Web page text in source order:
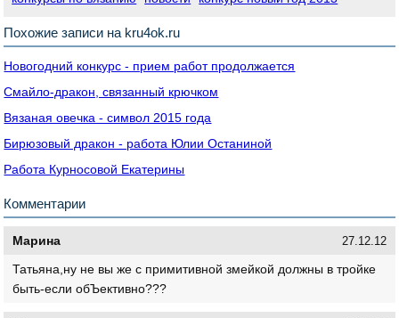
Похожие записи на kru4ok.ru
Новогодний конкурс - прием работ продолжается
Смайло-дракон, связанный крючком
Вязаная овечка - символ 2015 года
Бирюзовый дракон - работа Юлии Останиной
Работа Курносовой Екатерины
Комментарии
Марина 27.12.12
Татьяна,ну не вы же с примитивной змейкой должны в тройке
быть-если обЪективно???